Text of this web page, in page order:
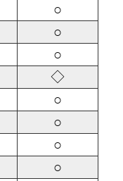
○
○
○
◇
○
○
○
○